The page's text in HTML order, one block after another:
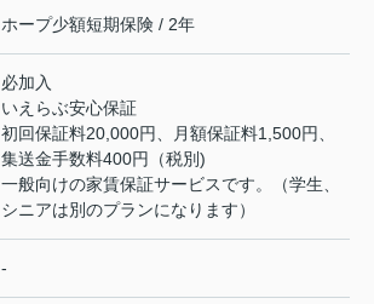
ホープ少額短期保険 / 2年
必加入
いえらぶ安心保証
初回保証料20,000円、月額保証料1,500円、
集送金手数料400円（税別)
一般向けの家賃保証サービスです。（学生、
シニアは別のプランになります）
-